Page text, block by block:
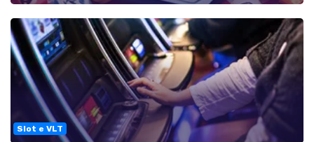
Slot e VLT